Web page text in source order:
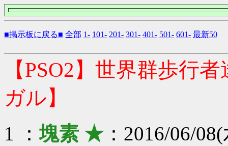
■掲示板に戻る■ 全部 1- 101- 201- 301- 401- 501- 601- 最新50
【PSO2】世界群歩行
ガル】
1 ：塊素 ★：2016/06/